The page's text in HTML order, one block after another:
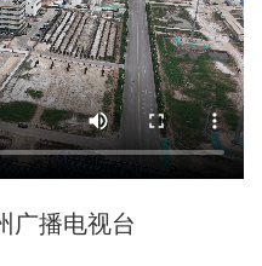
广播电视台